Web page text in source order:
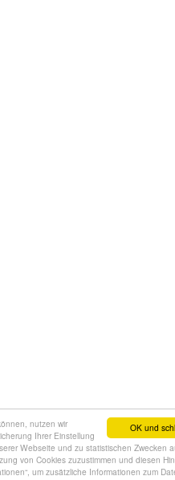
OK und
nutzen wir
Ihrer Einstellung
Webseite und zu statistischen Zwecken
von Cookies zuzustimmen und diesen
um zusätzliche Informationen zum